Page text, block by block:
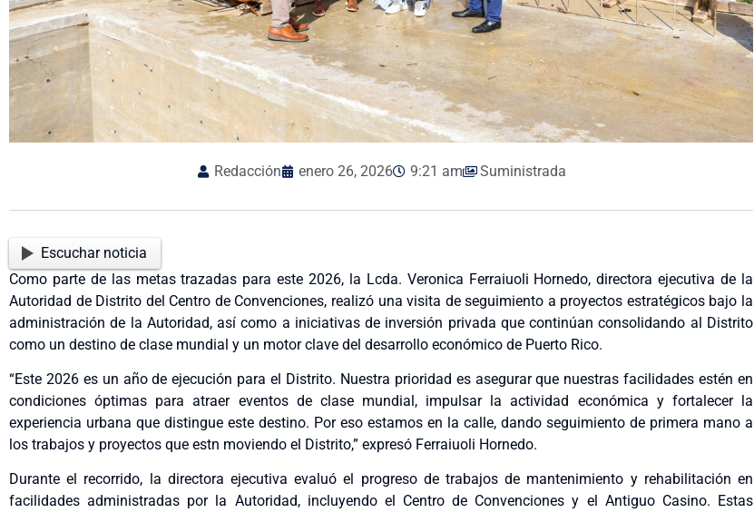
Redacción enero 26, 2026 9:21 am Suministrada
Escuchar noticia
Como parte de las metas trazadas para este 2026, la Lcda. Veronica Ferraiuoli Hornedo, directora ejecutiva de la
Autoridad de Distrito del Centro de Convenciones, realizó una visita de seguimiento a proyectos estratégicos bajo la
administración de la Autoridad, así como a iniciativas de inversión privada que continúan consolidando al Distrito
como un destino de clase mundial y un motor clave del desarrollo económico de Puerto Rico.
“Este 2026 es un año de ejecución para el Distrito. Nuestra prioridad es asegurar que nuestras facilidades estén en
condiciones óptimas para atraer eventos de clase mundial, impulsar la actividad económica y fortalecer la
experiencia urbana que distingue este destino. Por eso estamos en la calle, dando seguimiento de primera mano a
los trabajos y proyectos que estn moviendo el Distrito,” expresó Ferraiuoli Hornedo.
Durante el recorrido, la directora ejecutiva evaluó el progreso de trabajos de mantenimiento y rehabilitación en
facilidades administradas por la Autoridad, incluyendo el Centro de Convenciones y el Antiguo Casino. Estas